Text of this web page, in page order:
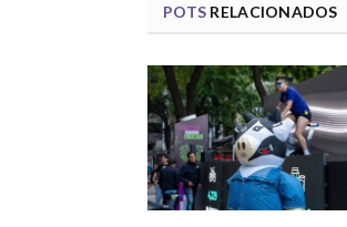
POTS RELACIONADOS